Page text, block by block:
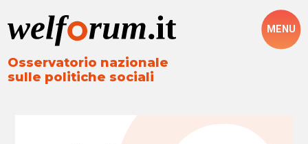
Osservatorio nazionale
sulle politiche sociali
MENU